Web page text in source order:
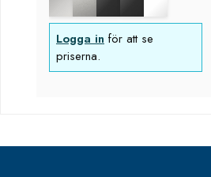
Logga in för att se
priserna.